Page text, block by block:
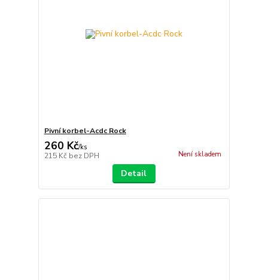
Pivní korbel-Acdc Rock
260 Kč/ks
215 Kč bez DPH Není skladem
Detail